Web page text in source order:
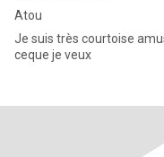
Atou
Je suis très courtoise
ceque je veux